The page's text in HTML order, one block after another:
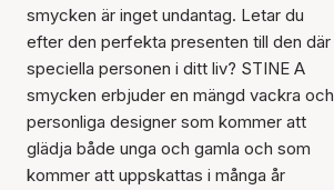
smycken är inget undantag. Letar du
efter den perfekta presenten till den där
speciella personen i ditt liv? STINE A
smycken erbjuder en mängd vackra och
personliga designer som kommer att
glädja både unga och gamla och som
kommer att uppskattas i många år